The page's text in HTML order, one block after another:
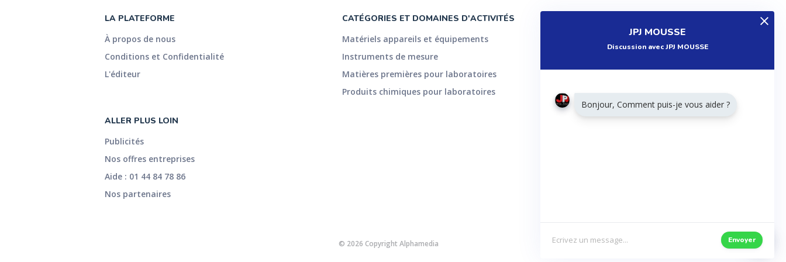
JPJ MOUSSE
Discussion avec JPJ MOUSSE
Bonjour, Comment puis-je vous aider ?
Envoyer
LA PLATEFORME
À propos de nous
Conditions et Confidentialité
L'éditeur
ALLER PLUS LOIN
Publicités
Nos offres entreprises
Aide : 01 44 84 78 86
Nos partenaires
CATÉGORIES ET DOMAINES D'ACTIVITÉS
Matériels appareils et équipements
Instruments de mesure
Matières premières pour laboratoires
Produits chimiques pour laboratoires
Réalisations
Tutoriels
© 2026 Copyright Alphamedia